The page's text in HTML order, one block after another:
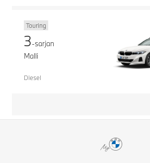
Touring
3-sarjan
Malli
Diesel